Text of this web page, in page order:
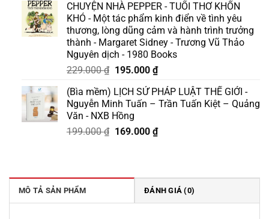
là:
175.000 ₫.
tại
là:
158.000 ₫.
CHUYỆN NHÀ PEPPER - TUỔI THƠ KHỐN
KHÓ - Một tác phẩm kinh điển về tình yêu
thương, lòng dũng cảm và hành trình trưởng
thành - Margaret Sidney - Trương Vũ Thảo
Nguyên dịch - 1980 Books
229.000₫ Giá
là:
229.000 ₫.
195.000 ₫Giá
tại
là:
(Bìa mềm) LỊCH SỬ PHÁP LUẬT THẾ GIỚI -
Nguyễn Minh Tuấn – Trần Tuấn Kiệt – Quảng
Văn - NXB Hồng
199.000₫ Giá
169.000 ₫Giá
169.000 ₫.
MÔ TẢ SẢN PHẨM ĐÁNH GIÁ (0)